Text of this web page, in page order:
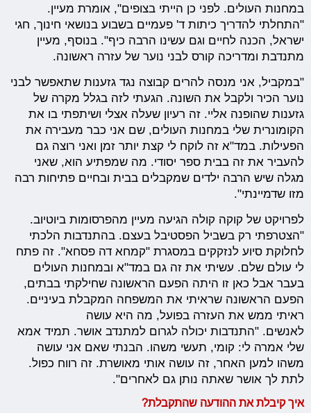
במחנות העולים. לפני כן הייתי בצופים", אומרת מעיין.
"התחלתי להדריך כיתות ד' פעמיים בשבוע בנושאי חינוך, חגי
ישראל, הכנה לחיים וגם עשינו הרבה כיף". בנוסף, מעיין
מתנדבת ומדריכה קורס לבני נוער של עזרה ראשונה.
"במקביל, אני מנסה להרים קבוצה נגד גזענות שתאפשר לבני
נוער הכיר ולקבל את השונה. הגעתי לזה בגלל מקרה של
גזענות שהופנה אליי. זה רעיון שעלה אצלי ושיתפתי בו את
הקומונרית שלי במחנות העולים, שם אני כבר מעבירה את
הפעילות. במד"א זה לוקח לי קצת יותר זמן ואני רוצה גם
להעביר את זה בבית ספר יסודי. מה שמפתיע הוא, שאני
מגלה שיש הרבה ילדים שמקבלים בבית ובחיים פתיחות רבה
מזו שדמיינתי".
לפרויקט של קוקה קולה הגיעה מעיין מהפרסומות ביוטיוב.
"הצטרפתי רק בשביל הפסטיבל בעצם. בהתנדבות הלכתי
לחלוקת סיוע לנזקקים במסגרת "קמחא דה פסחא". זה פתח
לי עולם שלם. עשיתי את זה גם במד"א ובמחנות העולים
בעבר אבל כאן זו היתה הפעם הראשונה שחילקתי בבתים,
הפעם הראשונה שראיתי את המשפחה המקבלת בעיניים.
ראיתי ממש את העזרה בפועל, מה היא עושה
לאנשים. "התנדבות יכולה לגרום למתנדב אושר. תמיד אמא
שלי אמרה לי: קומי, תעשי משהו. הבנתי שאם אני עושה
משהו למען האחר, זה עושה אותי מאושרת. זה רווח כפול.
לתת לך אושר שאתה נותן גם לאחרים".
איך קיבלת את ההודעה שהתקבלת?